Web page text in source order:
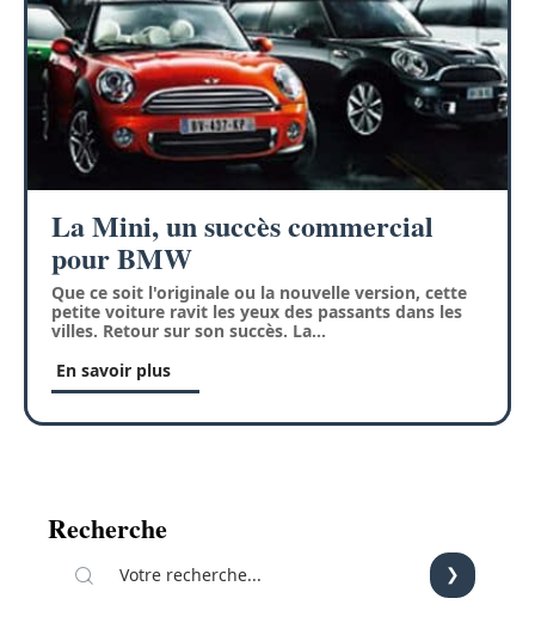
La Mini, un succès commercial
pour BMW
Que ce soit l'originale ou la nouvelle version, cette
petite voiture ravit les yeux des passants dans les
villes. Retour sur son succès. La…
En savoir plus
Recherche